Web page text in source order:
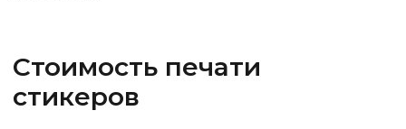
Стоимость печати
стикеров